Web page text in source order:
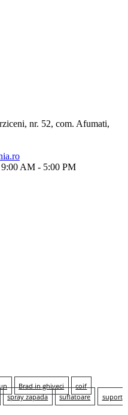
nr. 52, com. Afumati,
AM - 5:00 PM
Brad in ghiveci
coif
spray zapada suflatoare
suport